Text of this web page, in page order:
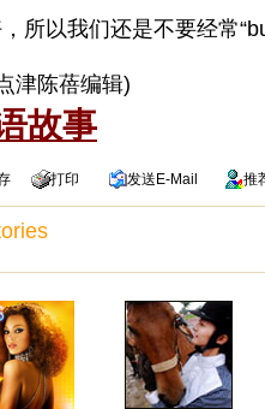
所以我们还是不要经常
津陈蓓编辑)
故事
打印 发送 E-Mail 推